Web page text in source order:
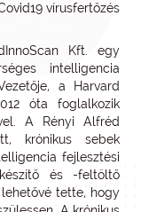
vírusfertőzés
Kft. egy
intelligencia
a Harvard
óta foglalkozik
A Rényi Alfréd
krónikus sebek
fejlesztési
és -feltöltő
tette, hogy